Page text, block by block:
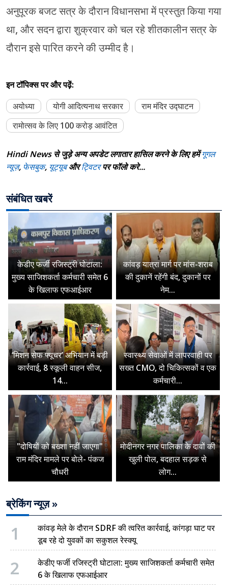
अनुपूरक बजट सत्र के दौरान विधानसभा में प्रस्तुत किया गया
था, और सदन द्वारा शुक्रवार को चल रहे शीतकालीन सत्र के
दौरान इसे पारित करने की उम्मीद है।
इन टॉपिक्स पर और पढ़ें:
अयोध्या
योगी आदित्यनाथ सरकार
राम मंदिर उद्घाटन
रामोत्सव के लिए 100 करोड़ आवंटित
Hindi News से जुड़े अन्य अपडेट लगातार हासिल करने के लिए हमेंगूगल
न्यूज़, फेसबुक, यूट्यूबऔरट्विटरपर फॉलो करे...
संबंधित खबरें
केडीए फर्जी रजिस्ट्री घोटाला:
मुख्य साजिशकर्ता कर्मचारी समेत 6
के खिलाफ एफआईआर
कांवड़ यात्रा मार्ग पर मांस-शराब
की दुकानें रहेंगी बंद, दुकानों पर
नेम...
‘मिशन सेफ फ्यूचर’ अभियान में बड़ी
कार्रवाई, 8 स्कूली वाहन सीज,
14...
स्वास्थ्य सेवाओं में लापरवाही पर
सख्त CMO, दो चिकित्सकों व एक
कर्मचारी...
"दोषियों को बख्शा नहीं जाएगा"
राम मंदिर मामले पर बोले- पंकज
चौधरी
मोदीनगर नगर पालिका के दावों की
खुली पोल, बदहाल सड़क से
लोग...
ब्रेकिंग न्यूज़ »
1
कांवड़ मेले के दौरान SDRF की त्वरित कार्रवाई, कांगड़ा घाट पर
डूब रहे दो युवकों का सकुशल रेस्क्यू
2
केडीए फर्जी रजिस्ट्री घोटाला: मुख्य साजिशकर्ता कर्मचारी समेत
6 के खिलाफ एफआईआर